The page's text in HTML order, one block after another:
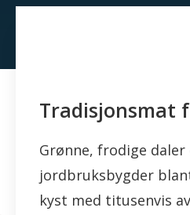
Tradisjonsmat
Grønne, frodige daler
jordbruksbygder
kyst med titusenvis